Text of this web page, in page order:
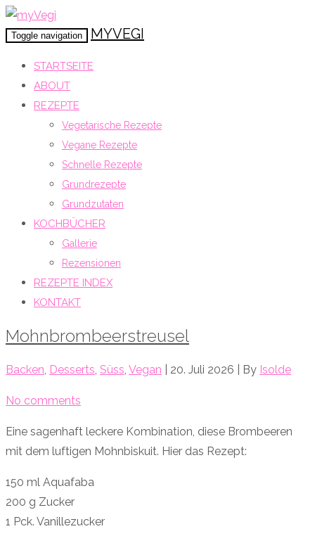
Toggle navigation MYVEGI
STARTSEITE
ABOUT
REZEPTE
Vegetarische Rezepte
Vegane Rezepte
Schnelle Rezepte
Grundrezepte
Grundzutaten
KOCHBÜCHER
Gallerie
Rezensionen
REZEPTE INDEX
KONTAKT
Mohnbrombeerstreusel
Backen, Desserts, Süss, Vegan | 20. Juli 2026 | By Isolde
No comments
Eine sagenhaft leckere Kombination, diese Brombeeren
mit dem luftigen Mohnbiskuit. Hier das Rezept:
150 ml Aquafaba
200 g Zucker
1 Pck. Vanillezucker